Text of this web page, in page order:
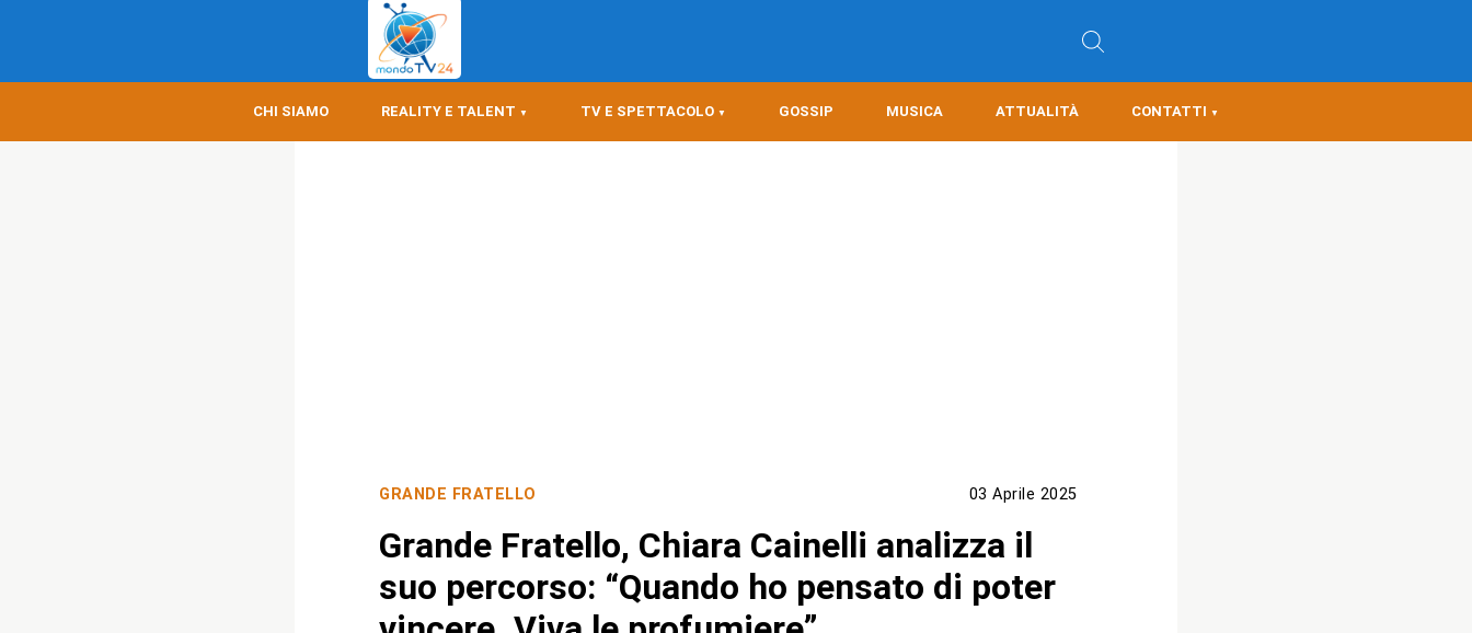
CHI SIAMO REALITY E TALENT TV E SPETTACOLO GOSSIP MUSICA ATTUALITÀ CONTATTI
GRANDE FRATELLO 03 Aprile 2025
Grande Fratello, Chiara Cainelli analizza il
suo percorso: “Quando ho pensato di poter